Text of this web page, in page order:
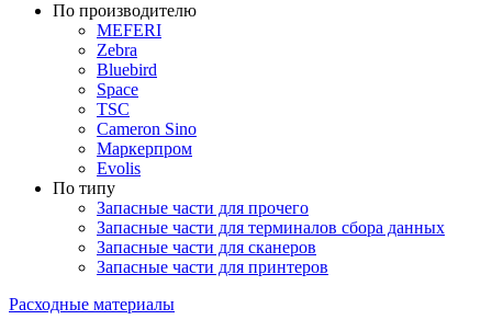
По производителю
MEFERI
Zebra
Bluebird
Space
TSC
Cameron Sino
Маркерпром
Evolis
По типу
Запасные части для прочего
Запасные части для терминалов сбора данных
Запасные части для сканеров
Запасные части для принтеров
Расходные материалы